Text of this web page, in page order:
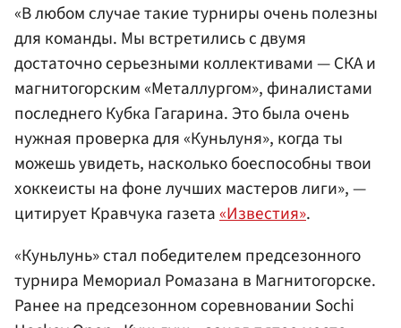
«В любом случае такие турниры очень полезны
для команды. Мы встретились с двумя
достаточно серьезными коллективами — СКА и
магнитогорским «Металлургом», финалистами
последнего Кубка Гагарина. Это была очень
нужная проверка для «Куньлуня», когда ты
можешь увидеть, насколько боеспособны твои
хоккеисты на фоне лучших мастеров лиги», —
цитирует Кравчука газета«Известия».
«Куньлунь» стал победителем предсезонного
турнира Мемориал Ромазана в Магнитогорске.
Ранее на предсезонном соревновании Sochi